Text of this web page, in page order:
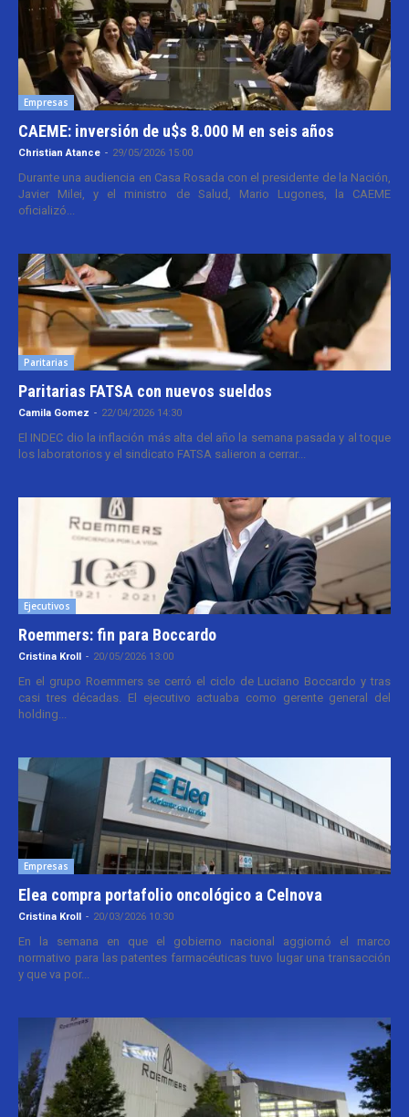
Empresas
CAEME: inversión de u$s 8.000 M en seis años
Christian Atance - 29/05/2026 15:00
Durante una audiencia en Casa Rosada con el presidente de la Nación,
Javier Milei, y el ministro de Salud, Mario Lugones, la CAEME
oficializó...
Paritarias
Paritarias FATSA con nuevos sueldos
Camila Gomez - 22/04/2026 14:30
El INDEC dio la inflación más alta del año la semana pasada y al toque
los laboratorios y el sindicato FATSA salieron a cerrar...
Ejecutivos
Roemmers: fin para Boccardo
Cristina Kroll - 20/05/2026 13:00
En el grupo Roemmers se cerró el ciclo de Luciano Boccardo y tras
casi tres décadas. El ejecutivo actuaba como gerente general del
holding...
Empresas
Elea compra portafolio oncológico a Celnova
Cristina Kroll - 20/03/2026 10:30
En la semana en que el gobierno nacional aggiornó el marco
normativo para las patentes farmacéuticas tuvo lugar una transacción
y que va por...